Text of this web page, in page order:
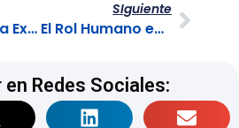
Accediendo a Expertise Global para tu BPO
SIguiente
El Rol Humano en la Resolución de Problemas Complejos
Redes Sociales: